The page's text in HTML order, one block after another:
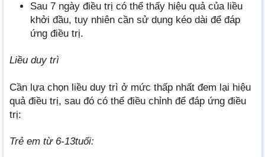
Sau 7 ngày điều trị có thể thấy hiệu quả của liều
khởi đầu, tuy nhiên cần sử dụng kéo dài để đáp
ứng điều trị.
Liều duy trì
Cần lựa chọn liều duy trì ở mức thấp nhất đem lại hiệu
quả điều trị, sau đó có thể điều chỉnh để đáp ứng điều
trị:
Trẻ em từ 6-13tuổi: